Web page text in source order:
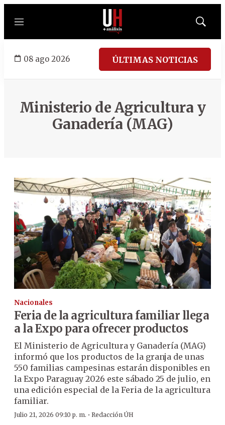
Menú
Mostrar
08 ago 2026 ÚLTIMAS NOTICIAS
Ministerio de Agricultura y
Ganadería (MAG)
Nacionales
Feria de la agricultura familiar llega
a la Expo para ofrecer productos
El Ministerio de Agricultura y Ganadería (MAG)
informó que los productos de la granja de unas
550 familias campesinas estarán disponibles en
la Expo Paraguay 2026 este sábado 25 de julio, en
una edición especial de la Feria de la agricultura
familiar.
Julio 21, 2026 09:10 p. m. · Redacción ÚH